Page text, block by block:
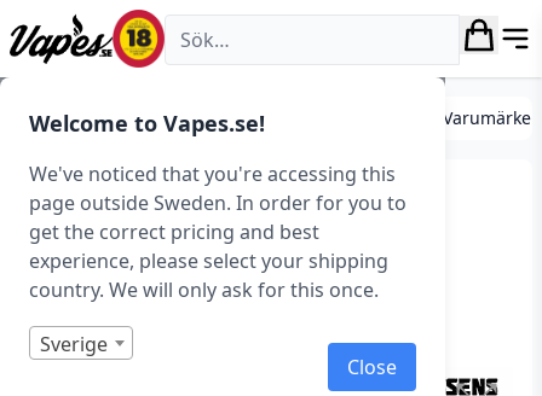
Welcome to Vapes.se!
We've noticed that you're accessing this
page outside Sweden. In order for you to
get the correct pricing and best
experience, please select your shipping
country. We will only ask for this once.
Sverige
Close
Vapes.se
DIY Mixa egen e-juice Essenser Essenser
FlavourArt – Orange
(Essens, Apelsin)
Art.nr: 37330
Slut i lager